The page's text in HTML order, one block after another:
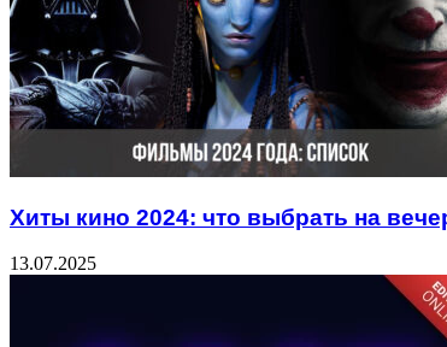
Хиты кино 2024: что выбрать на
13.07.2025